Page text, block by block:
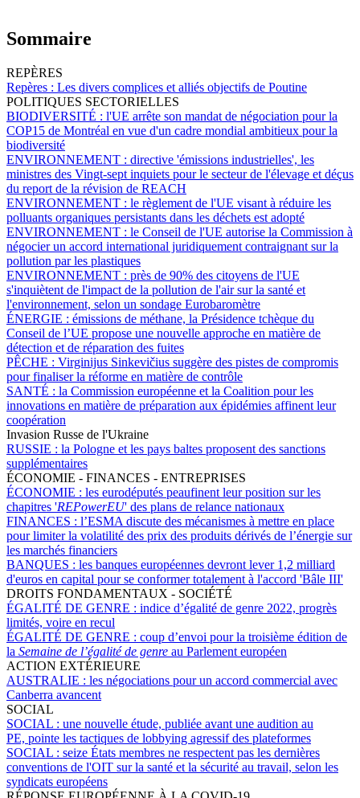
Sommaire
REPÈRES
Repères : Les divers complices et alliés objectifs de Poutine
POLITIQUES SECTORIELLES
BIODIVERSITÉ : l'UE arrête son mandat de négociation pour la
COP15 de Montréal en vue d'un cadre mondial ambitieux pour la
biodiversité
ENVIRONNEMENT : directive 'émissions industrielles', les
ministres des Vingt-sept inquiets pour le secteur de l'élevage et déçus
du report de la révision de REACH
ENVIRONNEMENT : le règlement de l'UE visant à réduire les
polluants organiques persistants dans les déchets est adopté
ENVIRONNEMENT : le Conseil de l'UE autorise la Commission à
négocier un accord international juridiquement contraignant sur la
pollution par les plastiques
ENVIRONNEMENT : près de 90% des citoyens de l'UE
s'inquiètent de l'impact de la pollution de l'air sur la santé et
l'environnement, selon un sondage Eurobaromètre
ÉNERGIE : émissions de méthane, la Présidence tchèque du
Conseil de l’UE propose une nouvelle approche en matière de
détection et de réparation des fuites
PÊCHE : Virginijus Sinkevičius suggère des pistes de compromis
pour finaliser la réforme en matière de contrôle
SANTÉ : la Commission européenne et la Coalition pour les
innovations en matière de préparation aux épidémies affinent leur
coopération
Invasion Russe de l'Ukraine
RUSSIE : la Pologne et les pays baltes proposent des sanctions
supplémentaires
ÉCONOMIE - FINANCES - ENTREPRISES
ÉCONOMIE : les eurodéputés peaufinent leur position sur les
chapitres 'REPowerEU' des plans de relance nationaux
FINANCES : l’ESMA discute des mécanismes à mettre en place
pour limiter la volatilité des prix des produits dérivés de l’énergie sur
les marchés financiers
BANQUES : les banques européennes devront lever 1,2 milliard
d'euros en capital pour se conformer totalement à l'accord 'Bâle III'
DROITS FONDAMENTAUX - SOCIÉTÉ
ÉGALITÉ DE GENRE : indice d’égalité de genre 2022, progrès
limités, voire en recul
ÉGALITÉ DE GENRE : coup d’envoi pour la troisième édition de
la Semaine de l’égalité de genre au Parlement européen
ACTION EXTÉRIEURE
AUSTRALIE : les négociations pour un accord commercial avec
Canberra avancent
SOCIAL
SOCIAL : une nouvelle étude, publiée avant une audition au
PE, pointe les tactiques de lobbying agressif des plateformes
SOCIAL : seize États membres ne respectent pas les dernières
conventions de l'OIT sur la santé et la sécurité au travail, selon les
syndicats européens